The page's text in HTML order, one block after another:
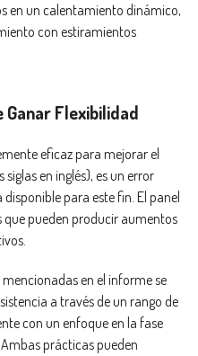
en un calentamiento dinámico,
con estiramientos
Ganar Flexibilidad
eficaz para mejorar el
en inglés), es un error
para este fin. El panel
pueden producir aumentos
en el informe se
a través de un rango de
con un enfoque en la fase
prácticas pueden